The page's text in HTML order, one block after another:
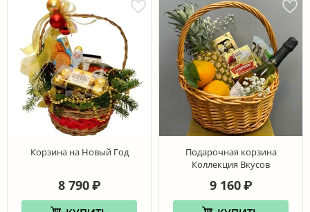
Корзина на Новый Год
8 790 ₽
Подарочная корзина
Коллекция Вкусов
9 160 ₽